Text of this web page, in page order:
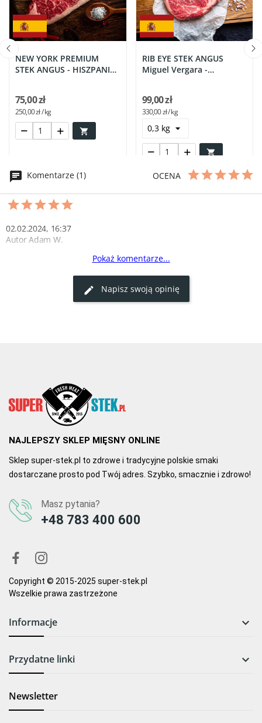
NEW YORK PREMIUM
STEK ANGUS - HISZPANIA

75,00 zł
250,00 zł / kg
RIB EYE STEK ANGUS
Miguel Vergara -

99,00 zł
330,00 zł / kg
Komentarze (1) OCENA
02.02.2024, 16:37
Autor Adam W.
Ten uchwyt na szynkę jest świetny. Solidnie wykonany i bardzo
praktyczny. Polecam zakupy w super-stek.pl!
Pokaż komentarze...
Napisz swoją opinię
NAJLEPSZY SKLEP MIĘSNY ONLINE
Sklep super-stek.pl to zdrowe i tradycyjne polskie smaki
dostarczane prosto pod Twój adres. Szybko, smacznie i zdrowo!
Masz pytania?
+48 783 400 600
Copyright © 2015-2025 super-stek.pl
Wszelkie prawa zastrzeżone
Informacje 
Przydatne linki 
Newsletter